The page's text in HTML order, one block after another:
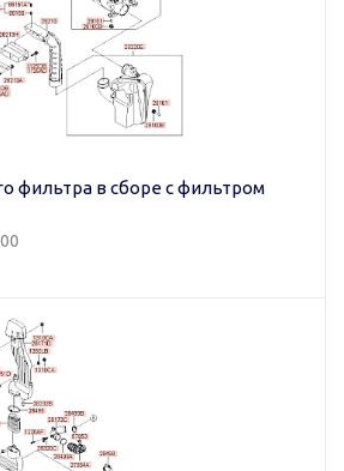
фильтра в сборе с фильтром